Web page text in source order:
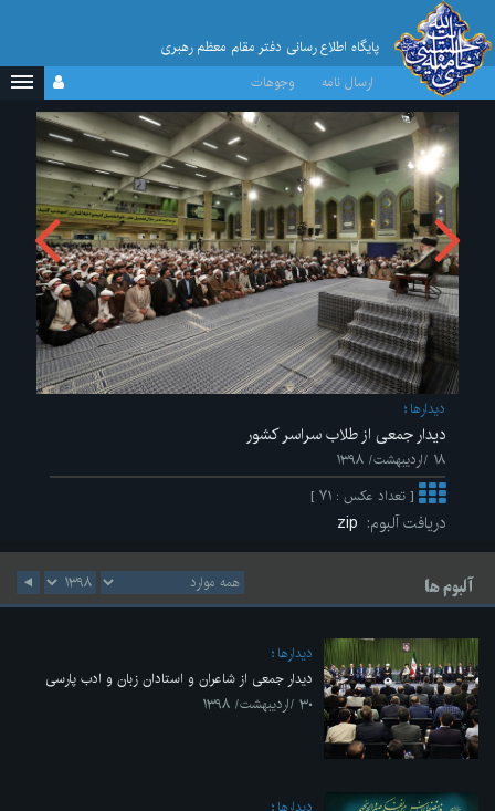
پایگاه اطلاع رسانی دفتر مقام معظم رهبری
ارسال نامه
وجوهات
ديدارها
دیدار جمعی از طلاب سراسر کشور
۱۸ /اردیبهشت/ ۱۳۹۸
[ تعداد عکس : ۷۱ ]
دریافت آلبوم:
آلبوم ها
ديدارها
دیدار جمعی از شاعران و استادان زبان و ادب پارسی
۳۰ /اردیبهشت/ ۱۳۹۸